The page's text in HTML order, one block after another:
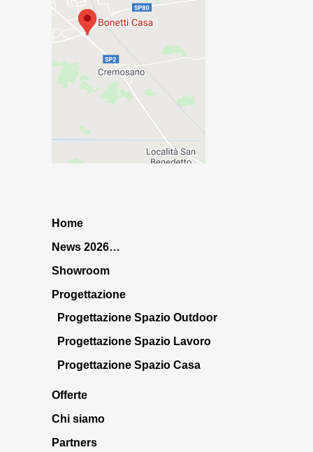
Home
News 2026…
Showroom
Progettazione
Progettazione Spazio Outdoor
Progettazione Spazio Lavoro
Progettazione Spazio Casa
Offerte
Chi siamo
Partners